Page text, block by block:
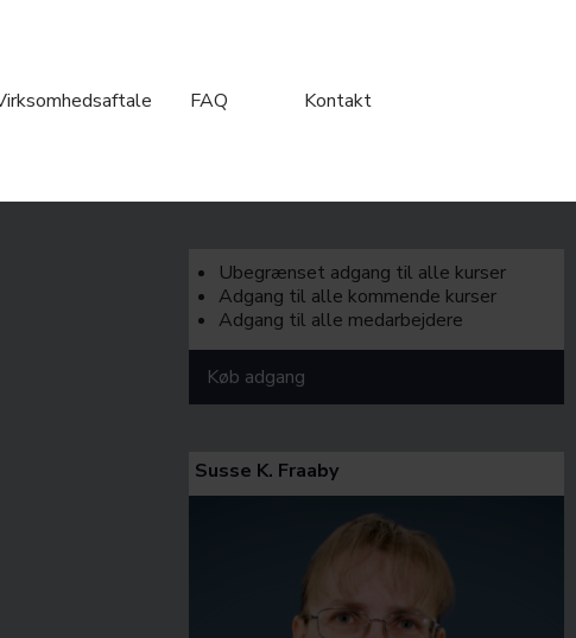
FAQ Kontakt
Ubegrænset adgang til alle kurser
Adgang til alle kommende kurser
Adgang til alle medarbejdere
Køb adgang
Susse K. Fraaby